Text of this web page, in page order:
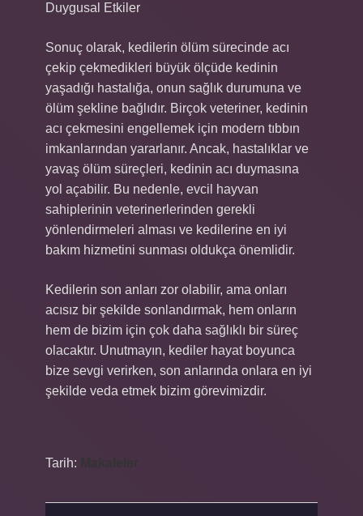
Duygusal Etkiler
Sonuç olarak, kedilerin ölüm sürecinde acı
çekip çekmedikleri büyük ölçüde kedinin
yaşadığı hastalığa, onun sağlık durumuna ve
ölüm şekline bağlıdır. Birçok veteriner, kedinin
acı çekmesini engellemek için modern tıbbın
imkanlarından yararlanır. Ancak, hastalıklar ve
yavaş ölüm süreçleri, kedinin acı duymasına
yol açabilir. Bu nedenle, evcil hayvan
sahiplerinin veterinerlerinden gerekli
yönlendirmeleri alması ve kedilerine en iyi
bakım hizmetini sunması oldukça önemlidir.
Kedilerin son anları zor olabilir, ama onları
acısız bir şekilde sonlandırmak, hem onların
hem de bizim için çok daha sağlıklı bir süreç
olacaktır. Unutmayın, kediler hayat boyunca
bize sevgi verirken, son anlarında onlara en iyi
şekilde veda etmek bizim görevimizdir.
Tarih: